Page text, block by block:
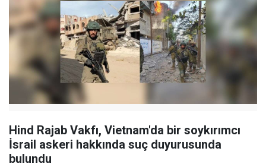
Hind Rajab Vakfı, Vietnam'da bir soykırımcı
İsrail askeri hakkında suç duyurusunda
bulundu